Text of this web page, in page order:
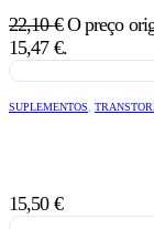
22,10€ O preço
15,47 €.
SUPLEMENTOS,
15,50 €